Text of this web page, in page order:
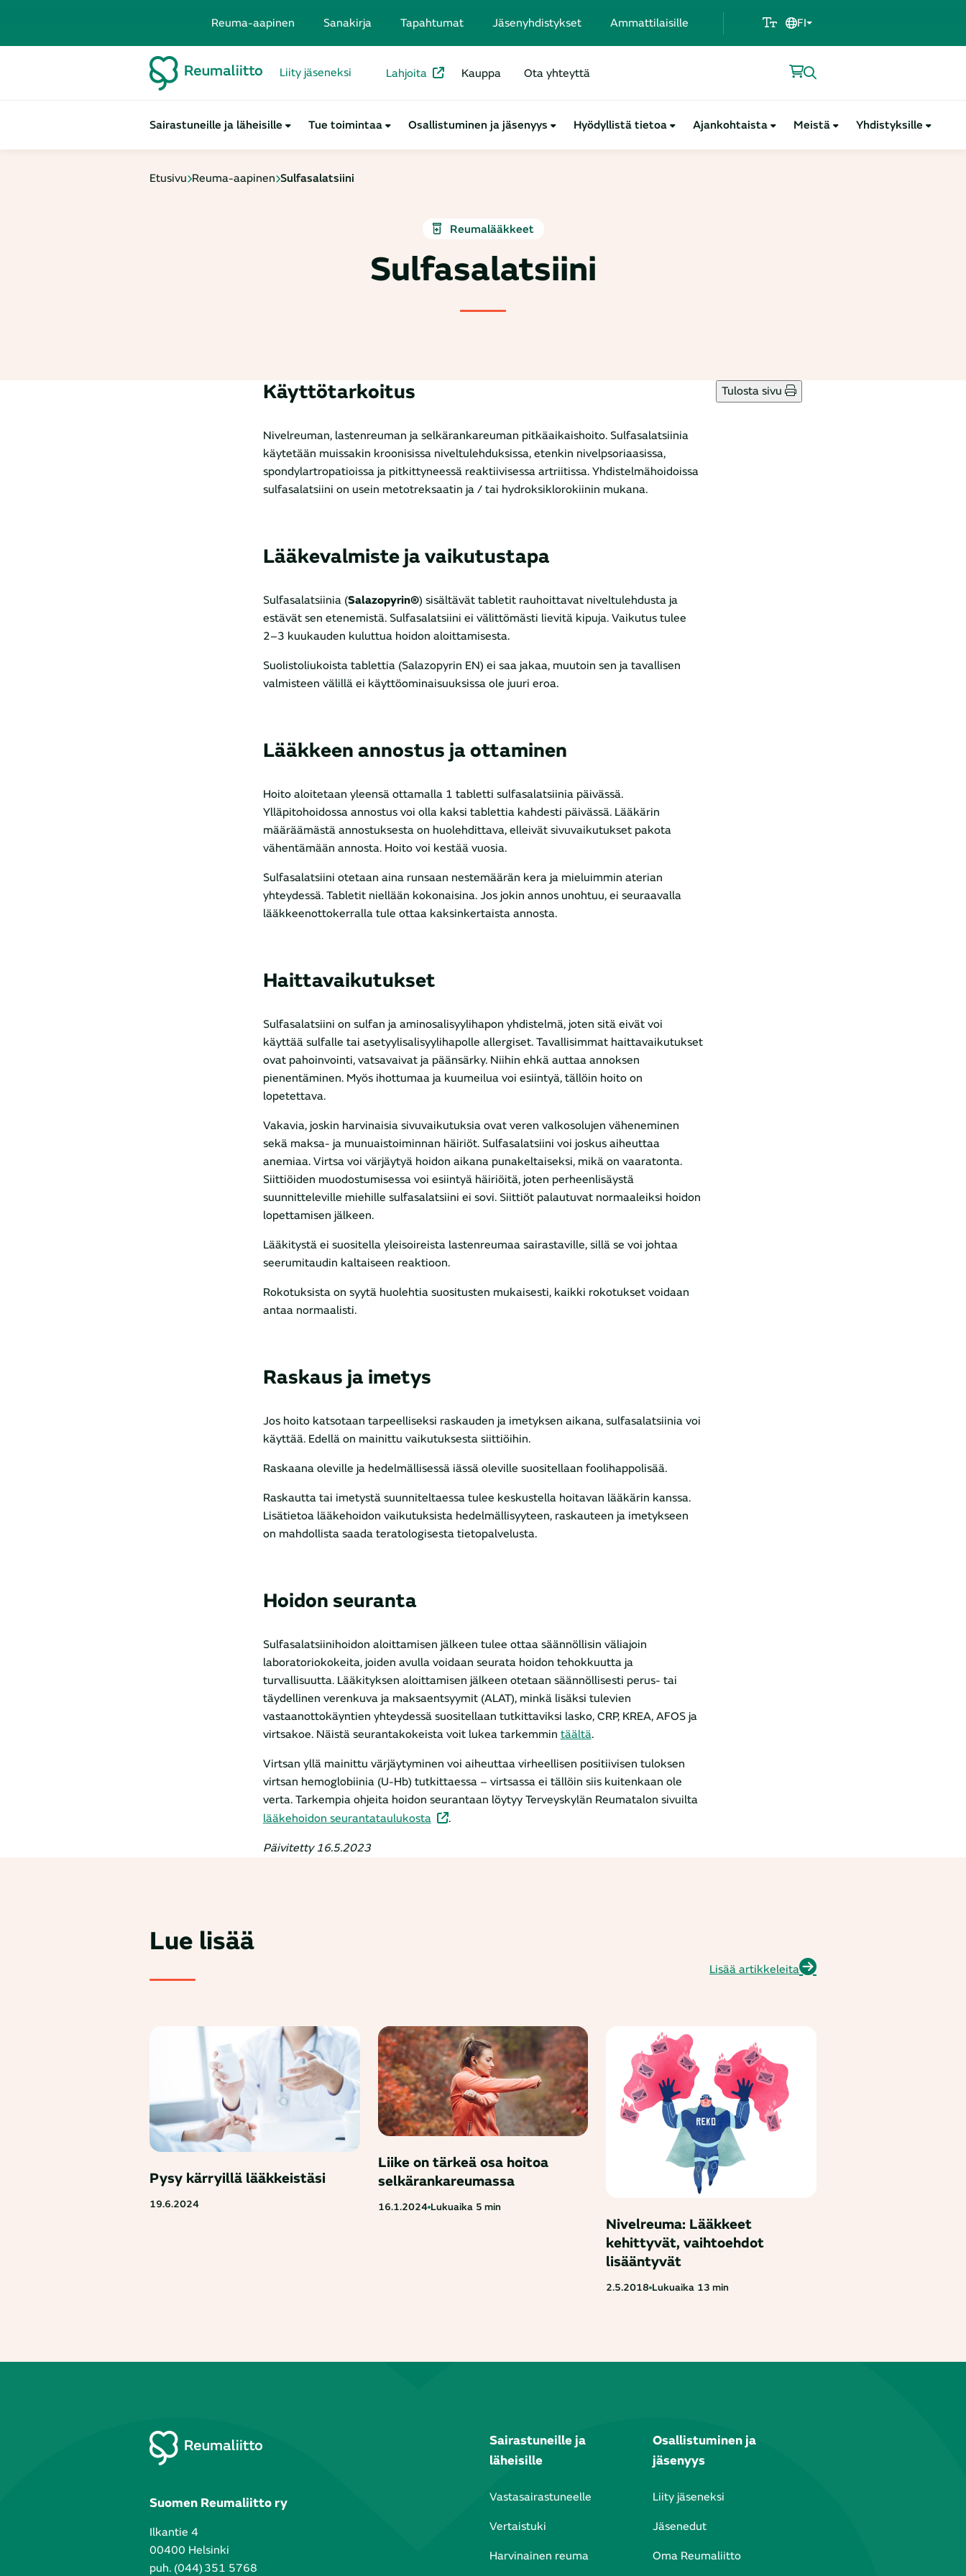
Reuma-aapinen Sanakirja Tapahtumat Jäsenyhdistykset Ammattilaisille FI
Liity jäseneksi Lahjoita Kauppa Ota yhteyttä
Sairastuneille ja läheisille Tue toimintaa Osallistuminen ja jäsenyys Hyödyllistä tietoa Ajankohtaista Meistä Yhdistyksille
Etusivu Reuma-aapinen Sulfasalatsiini
Reumalääkkeet
Sulfasalatsiini
Käyttötarkoitus
Nivelreuman, lastenreuman ja selkärankareuman pitkäaikaishoito. Sulfasalatsiinia
käytetään muissakin kroonisissa niveltulehduksissa, etenkin nivelpsoriaasissa,
spondylartropatioissa ja pitkittyneessä reaktiivisessa artriitissa. Yhdistelmähoidoissa
sulfasalatsiini on usein metotreksaatin ja / tai hydroksiklorokiinin mukana.
Lääkevalmiste ja vaikutustapa
Sulfasalatsiinia (Salazopyrin®) sisältävät tabletit rauhoittavat niveltulehdusta ja
estävät sen etenemistä. Sulfasalatsiini ei välittömästi lievitä kipuja. Vaikutus tulee
2–3 kuukauden kuluttua hoidon aloittamisesta.
Suolistoliukoista tablettia (Salazopyrin EN) ei saa jakaa, muutoin sen ja tavallisen
valmisteen välillä ei käyttöominaisuuksissa ole juuri eroa.
Lääkkeen annostus ja ottaminen
Hoito aloitetaan yleensä ottamalla 1 tabletti sulfasalatsiinia päivässä.
Ylläpitohoidossa annostus voi olla kaksi tablettia kahdesti päivässä. Lääkärin
määräämästä annostuksesta on huolehdittava, elleivät sivuvaikutukset pakota
vähentämään annosta. Hoito voi kestää vuosia.
Sulfasalatsiini otetaan aina runsaan nestemäärän kera ja mieluimmin aterian
yhteydessä. Tabletit niellään kokonaisina. Jos jokin annos unohtuu, ei seuraavalla
lääkkeenottokerralla tule ottaa kaksinkertaista annosta.
Haittavaikutukset
Sulfasalatsiini on sulfan ja aminosalisyylihapon yhdistelmä, joten sitä eivät voi
käyttää sulfalle tai asetyylisalisyylihapolle allergiset. Tavallisimmat haittavaikutukset
ovat pahoinvointi, vatsavaivat ja päänsärky. Niihin ehkä auttaa annoksen
pienentäminen. Myös ihottumaa ja kuumeilua voi esiintyä, tällöin hoito on
lopetettava.
Vakavia, joskin harvinaisia sivuvaikutuksia ovat veren valkosolujen väheneminen
sekä maksa- ja munuaistoiminnan häiriöt. Sulfasalatsiini voi joskus aiheuttaa
anemiaa. Virtsa voi värjäytyä hoidon aikana punakeltaiseksi, mikä on vaaratonta.
Siittiöiden muodostumisessa voi esiintyä häiriöitä, joten perheenlisäystä
suunnitteleville miehille sulfasalatsiini ei sovi. Siittiöt palautuvat normaaleiksi hoidon
lopettamisen jälkeen.
Lääkitystä ei suositella yleisoireista lastenreumaa sairastaville, sillä se voi johtaa
seerumitaudin kaltaiseen reaktioon.
Rokotuksista on syytä huolehtia suositusten mukaisesti, kaikki rokotukset voidaan
antaa normaalisti.
Raskaus ja imetys
Jos hoito katsotaan tarpeelliseksi raskauden ja imetyksen aikana, sulfasalatsiinia voi
käyttää. Edellä on mainittu vaikutuksesta siittiöihin.
Raskaana oleville ja hedelmällisessä iässä oleville suositellaan foolihappolisää.
Raskautta tai imetystä suunniteltaessa tulee keskustella hoitavan lääkärin kanssa.
Lisätietoa lääkehoidon vaikutuksista hedelmällisyyteen, raskauteen ja imetykseen
on mahdollista saada teratologisesta tietopalvelusta.
Hoidon seuranta
Sulfasalatsiinihoidon aloittamisen jälkeen tulee ottaa säännöllisin väliajoin
laboratoriokokeita, joiden avulla voidaan seurata hoidon tehokkuutta ja
turvallisuutta. Lääkityksen aloittamisen jälkeen otetaan säännöllisesti perus- tai
täydellinen verenkuva ja maksaentsyymit (ALAT), minkä lisäksi tulevien
vastaanottokäyntien yhteydessä suositellaan tutkittaviksi lasko, CRP, KREA, AFOS ja
virtsakoe. Näistä seurantakokeista voit lukea tarkemmin täältä.
Virtsan yllä mainittu värjäytyminen voi aiheuttaa virheellisen positiivisen tuloksen
virtsan hemoglobiinia (U-Hb) tutkittaessa – virtsassa ei tällöin siis kuitenkaan ole
verta. Tarkempia ohjeita hoidon seurantaan löytyy Terveyskylän Reumatalon sivuilta
lääkehoidon seurantataulukosta
.
Päivitetty 16.5.2023
Tulosta sivu
Lue lisää
Lisää artikkeleita
Pysy kärryillä lääkkeistäsi
19.6.2024
Liike on tärkeä osa hoitoa
selkärankareumassa
16.1.2024 Lukuaika 5 min
Nivelreuma: Lääkkeet
kehittyvät, vaihtoehdot
lisääntyvät
2.5.2018 Lukuaika 13 min
Suomen Reumaliitto ry
Ilkantie 4
00400 Helsinki
puh. (044) 351 5768
Sairastuneille ja
läheisille
Vastasairastuneelle
Vertaistuki
Harvinainen reuma
Osallistuminen ja
jäsenyys
Liity jäseneksi
Jäsenedut
Oma Reumaliitto